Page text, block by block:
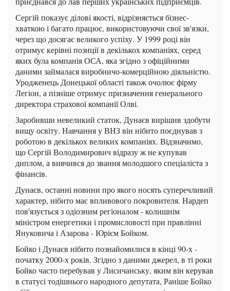
Сергій показує ділові якості, відрізняється бізнес-
хваткою і багато працює, використовуючи свої зв'язки,
через що досягає великого успіху. У 1999 році він
отримує керівні позиції в декількох компаніях, серед
яких була компанія ОСА, яка згідно з офіційними
даними займалася виробничо-комерційною діяльністю.
Уродженець Донецької області також очолює фірму
Легіон, а пізніше отримує призначення генерального
директора страхової компанії Олві.
Заробивши невеликий статок, Дунаєв вирішив здобути
вищу освіту. Навчання у ВНЗ він нібито поєднував з
роботою в декількох великих компаніях. Відзначимо,
що Сергій Володимирович відразу ж не купував
диплом, а вивчився до звання молодшого спеціаліста з
фінансів.
Дунаєв, останні новини про якого носять суперечливий
характер, нібито має впливового покровителя. Нардеп
пов'язується з одіозним регіоналом - колишнім
міністром енергетики і промисловості при правлінні
Януковича і Азарова - Юрієм Бойком.
Бойко і Дунаєв нібито познайомилися в кінці 90-х -
початку 2000-х років. Згідно з даними джерел, в ті роки
Бойко часто перебував у Лисичанську, яким він керував
в статусі тодішнього народного депутата, Раніше Бойко